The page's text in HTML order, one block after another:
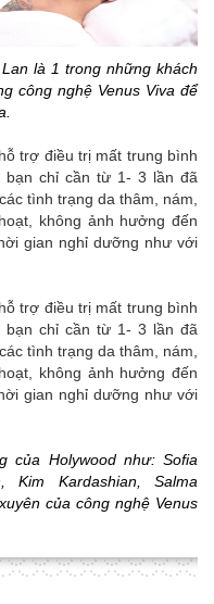
là 1 trong những khách
công nghệ Venus Viva để
trợ điều trị mất trung bình
chỉ cần từ 1- 3 lần đã
tình trạng da thâm, nám,
không ảnh hưởng đến
gian nghỉ dưỡng như với
trợ điều trị mất trung bình
chỉ cần từ 1- 3 lần đã
tình trạng da thâm, nám,
không ảnh hưởng đến
gian nghỉ dưỡng như với
của Holywood như: Sofia
Kim Kardashian, Salma
của công nghệ Venus